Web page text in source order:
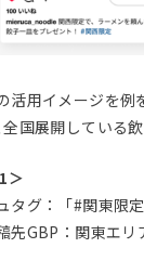
活用イメージを例
国展開している
＞
タグ：「#関東限定
先GBP：関東エリ